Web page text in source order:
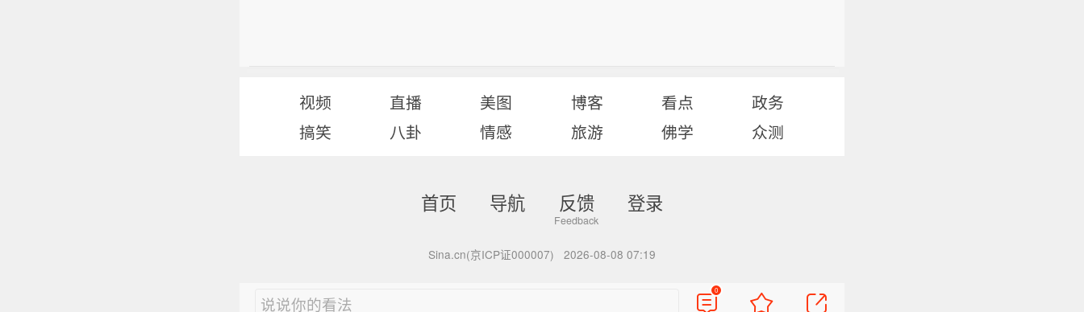
视频 直播 美图 博客 看点
政务
搞笑
八卦 情感 旅游 佛学 众测
首页 导航 反馈 登录
Sina.cn(京ICP证000007) 2026-08-08 07:19
说说你的看法
0